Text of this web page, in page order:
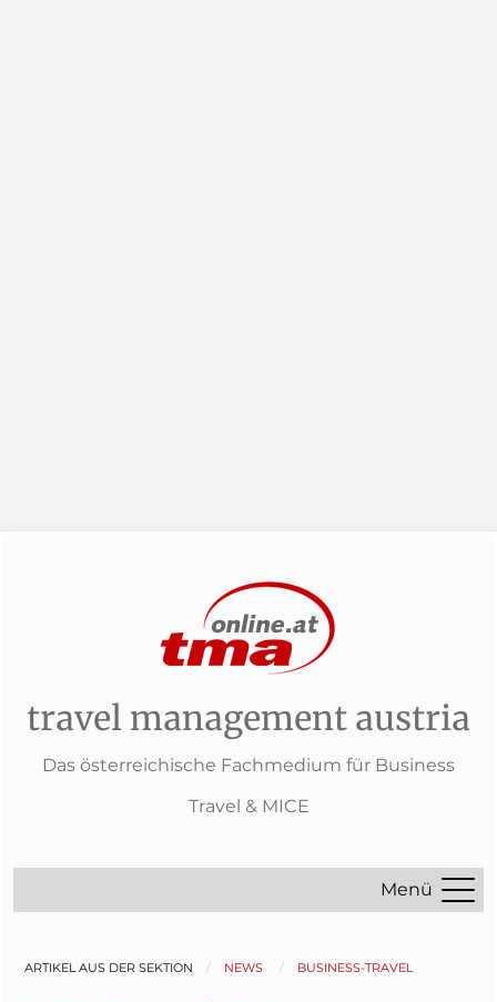
travel management austria
Das österreichische Fachmedium für Business
Travel & MICE
Menü
ARTIKEL AUS DER SEKTION NEWS BUSINESS-TRAVEL